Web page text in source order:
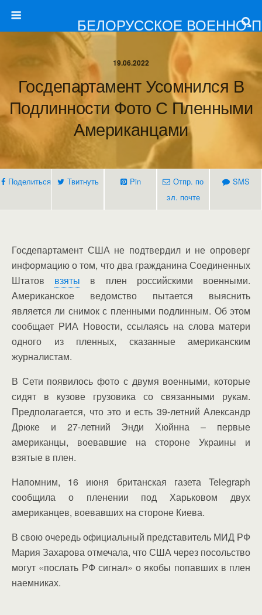
БЕЛОРУССКОЕ ВОЕННО-
19.06.2022
Госдепартамент Усомнился В
Подлинности Фото С Пленными
Американцами
Поделиться Твитнуть Pin
Отпр. по
эл. почте
SMS
Госдепартамент США не подтвердил и не опроверг
информацию о том, что два гражданина Соединенных
Штатов взяты в плен российскими военными.
Американское ведомство пытается выяснить
является ли снимок с пленными подлинным. Об этом
сообщает РИА Новости, ссылаясь на слова матери
одного из пленных, сказанные американским
журналистам.
В Сети появилось фото с двумя военными, которые
сидят в кузове грузовика со связанными рукам.
Предполагается, что это и есть 39-летний Александр
Дрюке и 27-летний Энди Хюйнна – первые
американцы, воевавшие на стороне Украины и
взятые в плен.
Напомним, 16 июня британская газета Telegraph
сообщила о пленении под Харьковом двух
американцев, воевавших на стороне Киева.
В свою очередь официальный представитель МИД РФ
Мария Захарова отмечала, что США через посольство
могут «послать РФ сигнал» о якобы попавших в плен
наемниках.